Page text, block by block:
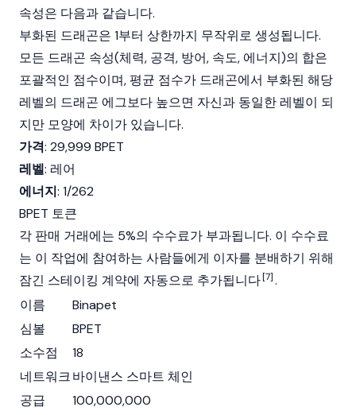
속성은 다음과 같습니다.
부화된 드래곤은 1부터 상한까지 무작위로 생성됩니다.
모든 드래곤 속성(체력, 공격, 방어, 속도, 에너지)의 합은
포괄적인 점수이며, 평균 점수가 드래곤에서 부화된 해당
레벨의 드래곤 에그보다 높으면 자신과 동일한 레벨이 되
지만 모양에 차이가 있습니다.
가격: 29,999 BPET
레벨: 레어
에너지: 1/262
BPET 토큰
각 판매 거래에는 5%의 수수료가 부과됩니다. 이 수수료
는 이 작업에 참여하는 사람들에게 이자를 분배하기 위해
잠긴 스테이킹 계약에 자동으로 추가됩니다[7].
이름
Binapet
심볼
BPET
소수점
18
네트워크바이낸스 스마트 체인
공급
100,000,000